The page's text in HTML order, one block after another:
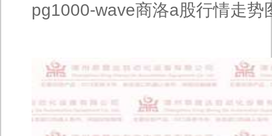
pg1000-wave商洛a股行情走势